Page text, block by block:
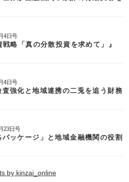
4日号
戦略「真の分散投資を求めて」』
4日号
強化と地域連携の二兎を追う財務
23日号
パッケージ」と地域金融機関の役割
by kinzai_online